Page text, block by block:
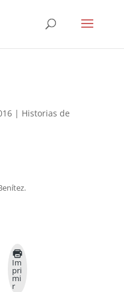
| Historias de
Im
pri
mi
r